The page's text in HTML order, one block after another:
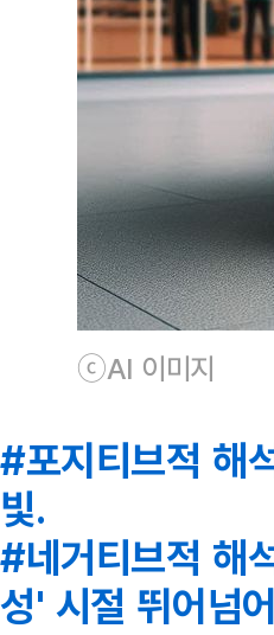
ⓒAI 이미지
#포지티브적 해
빛.
#네거티브적 해
성' 시절 뛰어넘